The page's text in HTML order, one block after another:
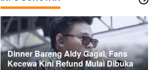
Dinner Bareng Aldy Gagal, Fans
Kecewa Kini Refund Mulai Dibuka